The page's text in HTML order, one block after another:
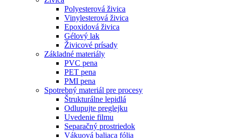
Polyesterová živica
Vinylesterová živica
Epoxidová živica
Gélový lak
Živicové prísady
Základné materiály
PVC pena
PET pena
PMI pena
Spotrebný materiál pre procesy
Štrukturálne lepidlá
Odlupujte preglejku
Uvedenie filmu
Separačný prostriedok
Vákuová baliaca fólia